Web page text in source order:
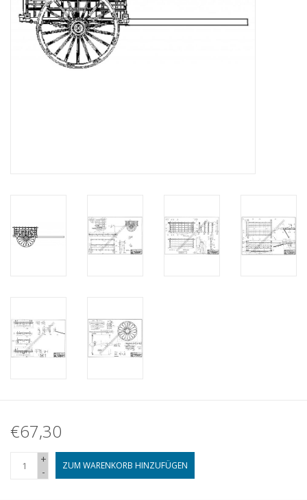
NEUE ZEITSCHRIFTEN
ABONNEMENT DER
€67,30
+
-
ZUM WARENKORB HINZUFÜGEN